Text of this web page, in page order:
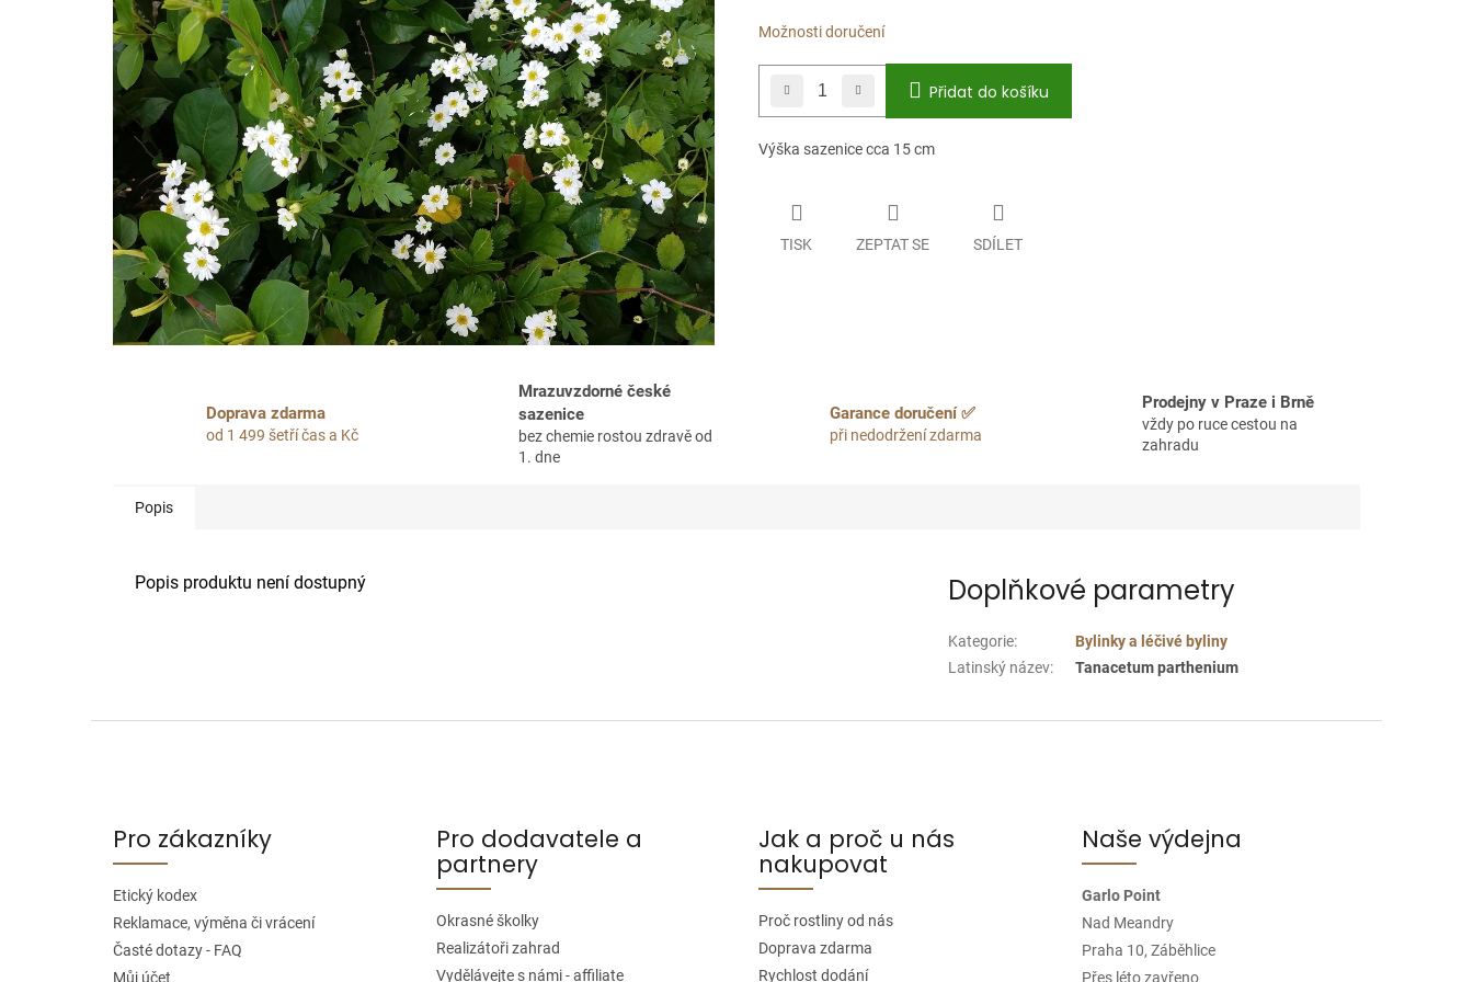
Možnosti doručení
Přidat do košíku
Výška sazenice cca 15 cm
TISK ZEPTAT SE SDÍLET
Doprava zdarma
od 1 499 šetří čas a Kč
Mrazuvzdorné české
sazenice
bez chemie rostou zdravě od
1. dne
Garance doručení ✅
při nedodržení zdarma
Prodejny v Praze i Brně
vždy po ruce cestou na
zahradu
Popis
Popis produktu není dostupný Doplňkové parametry
Kategorie:
Bylinky a léčivé byliny
Latinský název: Tanacetum parthenium
Pro zákazníky
Etický kodex
Reklamace, výměna či vrácení
Časté dotazy - FAQ
Můj účet
Pro dodavatele a
partnery
Okrasné školky
Realizátoři zahrad
Vydělávejte s námi - affiliate
Jak a proč u nás
nakupovat
Proč rostliny od nás
Doprava zdarma
Rychlost dodání
Naše výdejna
Garlo Point
Nad Meandry
Praha 10, Záběhlice
Přes léto zavřeno